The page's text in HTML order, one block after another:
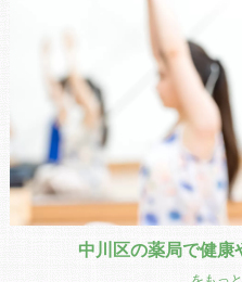
中川区の薬局で健康